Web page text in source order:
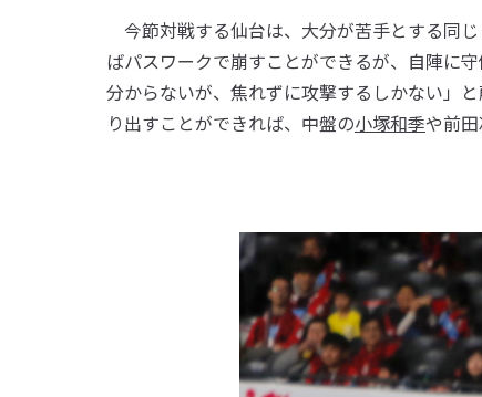
今節対戦する仙台は、大分が苦手とする同
ばパスワークで崩すことができるが、自陣に
分からないが、焦れずに攻撃するしかない」
り出すことができれば、中盤の小塚和季や前